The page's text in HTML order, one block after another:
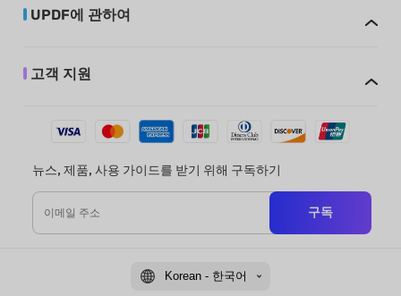
UPDF에 관하여
고객 지원
뉴스, 제품, 사용 가이드를 받기 위해 구독하기
구독
Korean - 한국어